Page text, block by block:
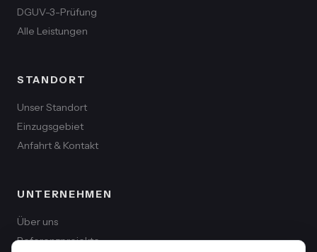
DGUV-3-Prüfung
Alle Leistungen
STANDORT
Unser Standort
Einzugsgebiet
Anfahrt & Kontakt
UNTERNEHMEN
Über uns
Referenzprojekte